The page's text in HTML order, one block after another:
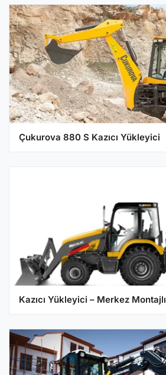
Çukurova 880 S Kazıcı Yükleyici
Kazıcı Yükleyici – Merkez Montajlı